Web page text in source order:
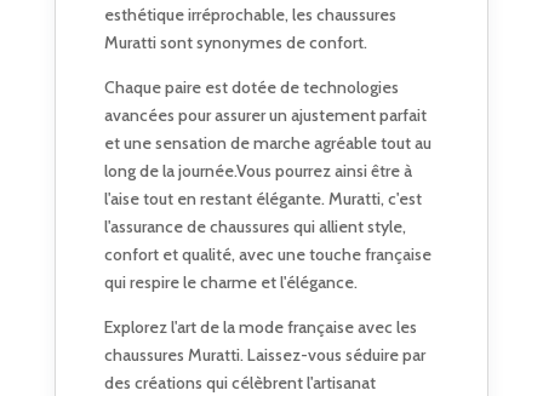
esthétique irréprochable, les chaussures
Muratti sont synonymes de confort.
Chaque paire est dotée de technologies
avancées pour assurer un ajustement parfait
et une sensation de marche agréable tout au
long de la journée.Vous pourrez ainsi être à
l'aise tout en restant élégante. Muratti, c'est
l'assurance de chaussures qui allient style,
confort et qualité, avec une touche française
qui respire le charme et l'élégance.
Explorez l'art de la mode française avec les
chaussures Muratti. Laissez-vous séduire par
des créations qui célèbrent l'artisanat